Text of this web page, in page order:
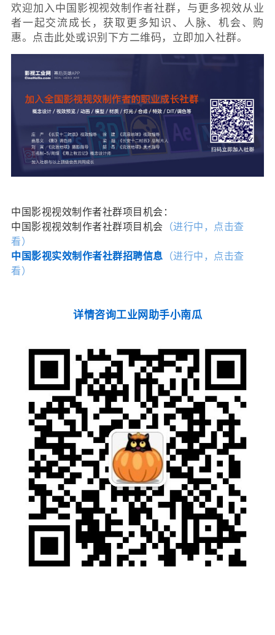
欢迎加入中国影视视效制作者社群，与更多视效从业
者一起交流成长，获取更多知识、人脉、机会、购
惠。 点击此处或识别下方二维码，立即加入社群。
﻿中国影视视效制作者社群项目机会：
中国影视视效制作者社群项目机会 （进行中，点击查
看）
中国影视实效制作者社群招聘信息 （进行中，点击查
看）
详情咨询工业网助手小南瓜